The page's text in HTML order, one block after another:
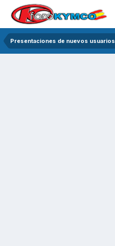
Presentaciones de nuevos usuarios